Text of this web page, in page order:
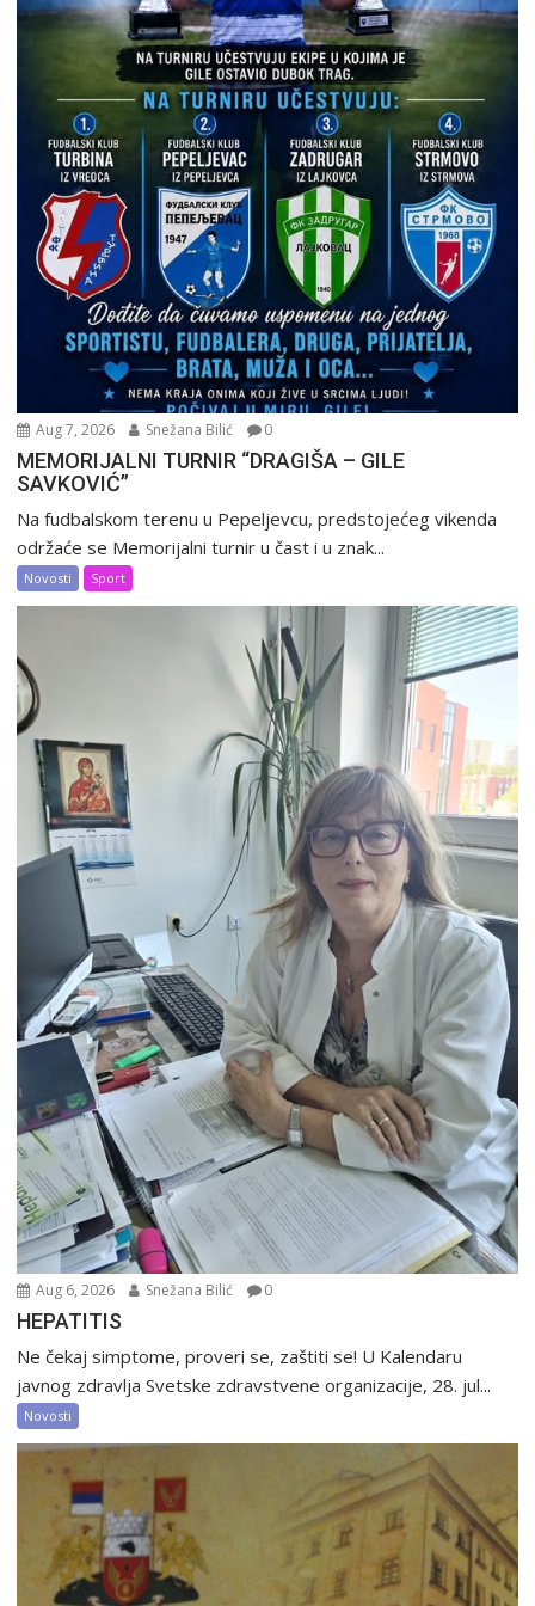
Aug 7, 2026 Snežana Bilić 0
MEMORIJALNI TURNIR “DRAGIŠA – GILE
SAVKOVIĆ”
Na fudbalskom terenu u Pepeljevcu, predstojećeg vikenda
održaće se Memorijalni turnir u čast i u znak...
Novosti Sport
Aug 6, 2026 Snežana Bilić 0
HEPATITIS
Ne čekaj simptome, proveri se, zaštiti se! U Kalendaru
javnog zdravlja Svetske zdravstvene organizacije, 28. jul...
Novosti